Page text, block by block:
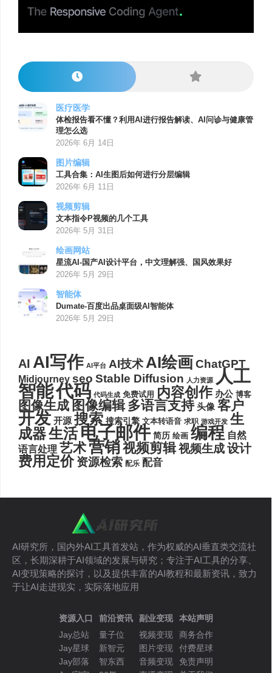
医疗医学
体检报告看不懂？利用AI进行报告解读、AI问诊与健康管
理怎么选
2026年 6月 14日
图片编辑
工具合集：AI生图后如何进行分层编辑
2026年 6月 11日
视频剪辑
文本指令P视频的几个工具
2026年 5月 31日
绘画网站
星流AI-国产AI设计平台，中文理解强、国风效果好
2026年 5月 29日
智能体
Dumate-百度出品桌面级AI智能体
2026年 5月 29日
AI AI写作 AI平台 AI技术AI绘画ChatGPT
Midjourney seo Stable Diffusion 人力资源 人工
智能代码 代码生成 免费试用 内容创作 办公 博客
图像生成 图像编辑 多语言支持 头像 客户
开发 开源 搜索 搜索引擎 文本转语音 求职 游戏开发 生
成器生活电子邮件 简历 绘画 编程 自然
语言处理 艺术营销视频剪辑视频生成设计
费用定价 资源检索 配乐 配音
AI研究所，国内外AI工具首发站，作为权威的AI垂直类交流社
区，长期深耕于AI领域的发展与研究；专注于AI工具的分享、
AI变现策略的探讨，以及提供丰富的AI教程和最新资讯，致力
于让AI走进现实，实际落地应用
资源入口
Jay总站
Jay星球
Jay部落
前沿资讯
量子位
新智元
智东西
副业变现
视频变现
图片变现
音频变现
本站声明
商务合作
付费星球
免责声明